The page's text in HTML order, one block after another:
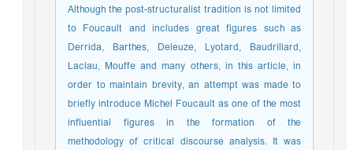
Although the post-structuralist tradition is not limited
to Foucault and includes great figures such as
Derrida, Barthes, Deleuze, Lyotard, Baudrillard,
Laclau, Mouffe and many others, in this article, in
order to maintain brevity, an attempt was made to
briefly introduce Michel Foucault as one of the most
influential figures in the formation of the
methodology of critical discourse analysis. It was